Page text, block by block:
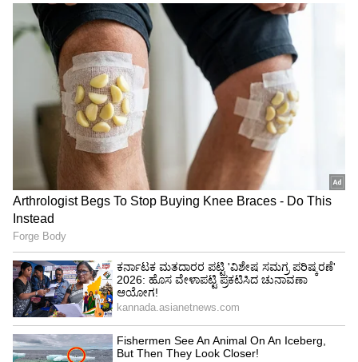
ಹೊಸ ದಾರಿಗಳು ತೆರೆದುಕೊಳ್ಳುತ್ತವೆ, ಹಣವೂ ಬರಲು
ಆರಂಭವಾಗುತ್ತದೆ.
ಮೂಲ ಸಂಖ್ಯೆ 2
ಮೂಲ ಸಂಖ್ಯೆ 2 ಹೊಂದಿರುವವರಿಗೆ 24ನೇ ವಯಸ್ಸು ಅತ್ಯಂತ
ಅದೃಷ್ಟದ ವರ್ಷ. ಈ ಸಮಯದಲ್ಲಿ ಕೆಲಸ ಮತ್ತು ಹಣಕಾಸಿನ
ವಿಷಯದಲ್ಲಿ ಉತ್ತಮ ಪ್ರಗತಿ ಇರುತ್ತದೆ. ಬ್ಯಾಂಕ್ ಬ್ಯಾಲೆನ್ಸ್
ಏರಲು ಆರಂಭವಾಗುತ್ತದೆ.
ಮೂಲ ಸಂಖ್ಯೆ 3
ಇವರಿಗೆ 32ನೇ ವಯಸ್ಸು ಅದೃಷ್ಟವನ್ನು ತರುತ್ತದೆ. ಈ
ವಯಸ್ಸಿನಲ್ಲಿ ಶ್ರಮಕ್ಕೆ ತಕ್ಕ ಫಲ ಸಿಗುತ್ತದೆ, ಶ್ರೀಮಂತರಾಗುವ
ಅವಕಾಶವೂ ಇದೆ.
ಮೂಲ ಸಂಖ್ಯೆ 4